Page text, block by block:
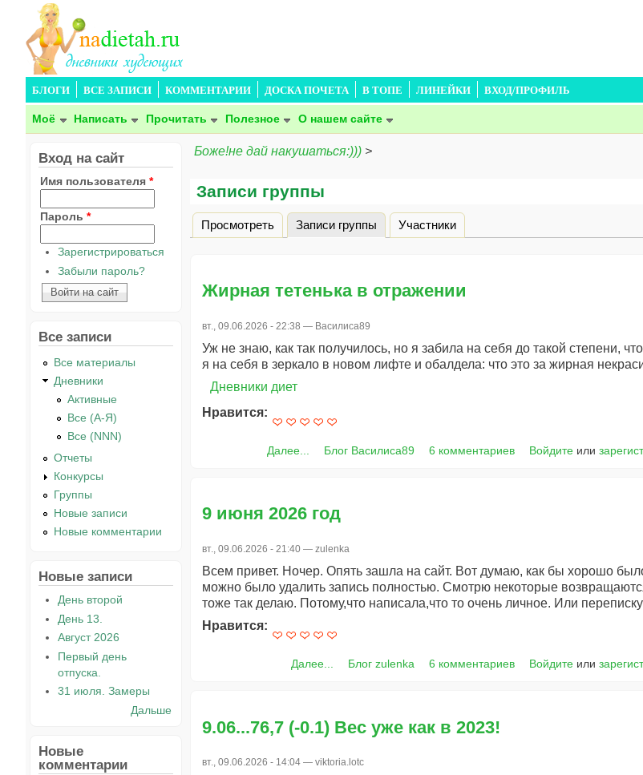
БЛОГИ ВСЕ ЗАПИСИ КОММЕНТАРИИ ДОСКА ПОЧЕТА В ТОПЕ ЛИНЕЙКИ ВХОД/ПРОФИЛЬ
Моё Написать Прочитать Полезное О нашем сайте
Боже!не дай накушаться:))) >
Записи группы
Главные вкладки
Просмотреть Записи группы (активная вкладка)
Участники
Жирная тетенька в отражении
вт., 09.06.2026 - 22:38 — Василиса89
Уж не знаю, как так получилось, но я забила на себя до такой степени,
я на себя в зеркало в новом лифте и обалдела: что это за жирная
Дневники диет
Нравится:
Далее... Блог Василиса89 6 комментариев Войдите или
9 июня 2026 год
вт., 09.06.2026 - 21:40 — zulenka
Всем привет. Ночер. Опять зашла на сайт. Вот думаю, как бы хорошо
можно было удалить запись полностью. Смотрю некоторые
тоже так делаю. Потому,что написала,что то очень личное. Или
Нравится:
Далее... Блог zulenka 6 комментариев Войдите или
9.06...76,7 (-0.1) Вес уже как в 2023!
вт., 09.06.2026 - 14:04 — viktoria.lotc
Вход на сайт
Имя пользователя *
Пароль *
Зарегистрироваться
Забыли пароль?
Все записи
Все материалы
Дневники
Активные
Все (А-Я)
Все (NNN)
Отчеты
Конкурсы
Группы
Новые записи
Новые комментарии
Новые записи
День второй
День 13.
Август 2026
Первый день
отпуска.
31 июля. Замеры
Дальше
Новые
комментарии